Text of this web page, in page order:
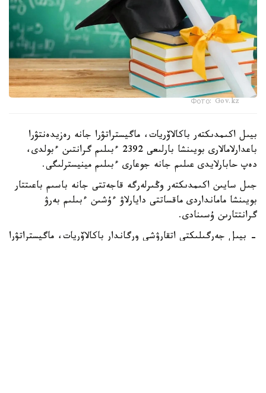
Фото: Gov.kz
بيىل اكىمدىكتەر باكالاۆريات، ماگيستراتۋرا جانە رەزيدەنتۋرا
باعدارلامالارى بويىنشا بارلىعى 2392 ءبىلىم گرانتىن ءبولدى،
دەپ حابارلايدى عىلىم جانە جوعارى ءبىلىم مينيسترلىگى.
جىل سايىن اكىمدىكتەر وڭىرلەرگە قاجەتتى جانە باسىم باعىتتار
بويىنشا مامانداردى ماقساتتى دايارلاۋ ءۇشىن ءبىلىم بەرۋ
گرانتتارىن ۇسىنادى.
- بيىل جەرگىلىكتى اتقارۋشى ورگاندار باكالاۆريات، ماگيستراتۋرا